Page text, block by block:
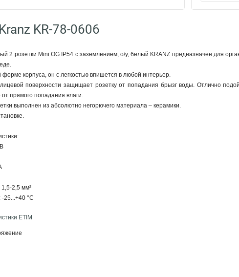
KR-78-0606
2 розетки Mini OG IP54 с заземлением, о/у, белый KRANZ предназначен для
форме корпуса, он с легкостью впишется в любой интерьер.
поверхности защищает розетку от попадания брызг воды. Отлично
прямого попадания влаги.
выполнен из абсолютно негорючего материала – керамики.
2,5 мм²
-25...+40 °С
ETIM